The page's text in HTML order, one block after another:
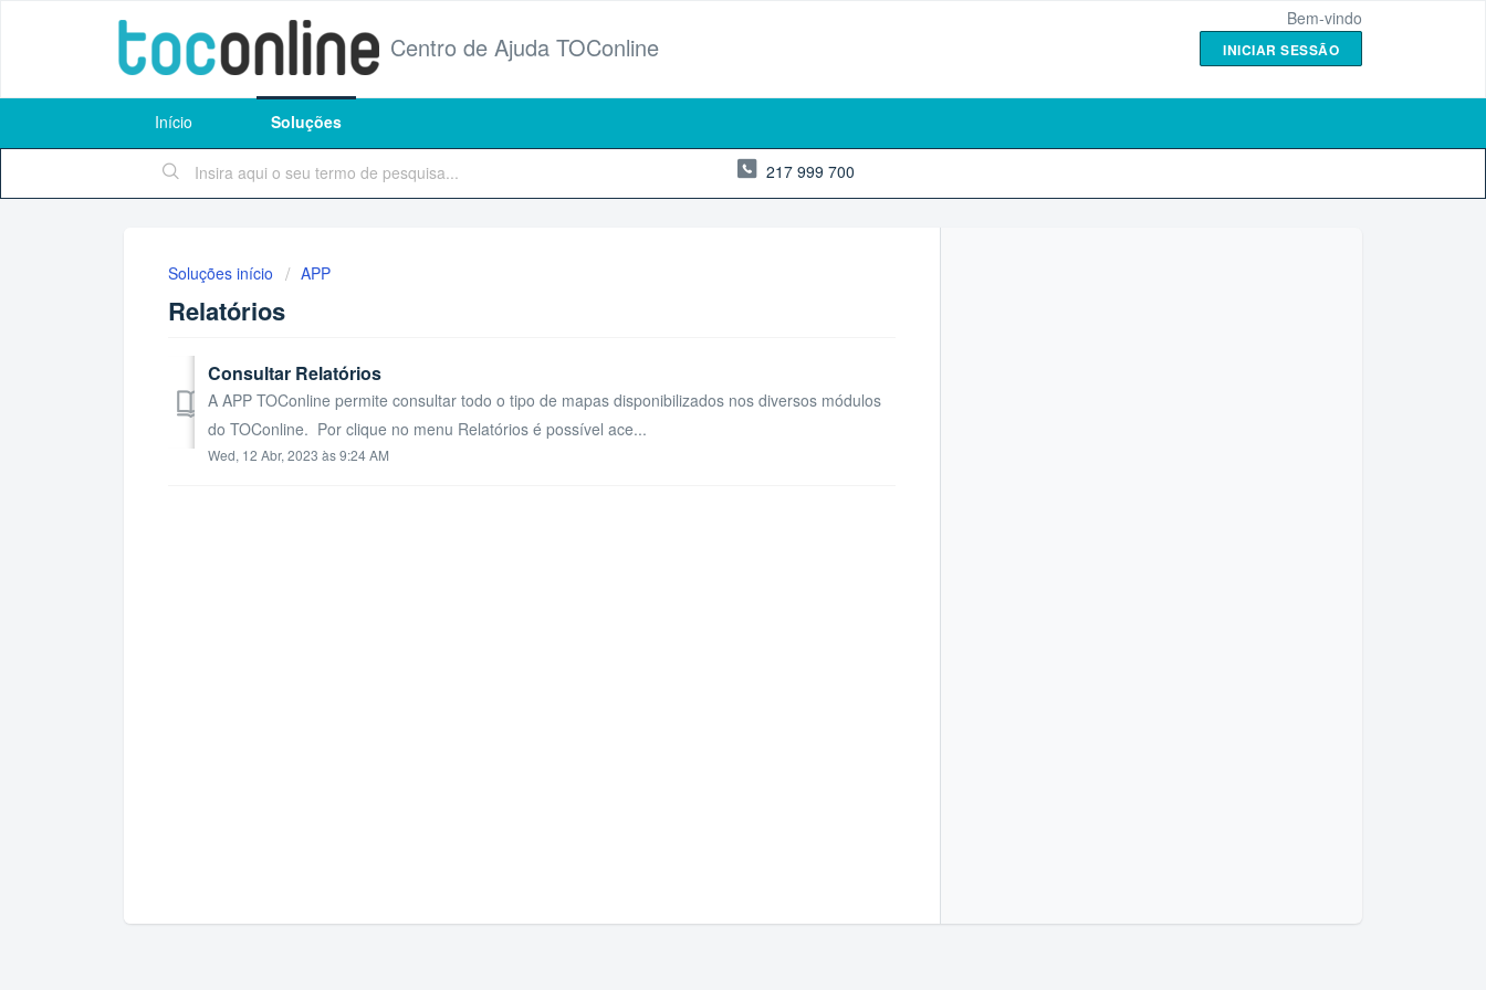
Centro de Ajuda TOConline
Bem-vindo
INICIAR SESSÃO
Início Soluções
217 999 700
Soluções início APP
Relatórios
Consultar Relatórios
A APP TOConline permite consultar todo o tipo de mapas disponibilizados nos diversos módulos
do TOConline. Por clique no menu Relatórios é possível ace...
Wed, 12 Abr, 2023 às 9:24 AM